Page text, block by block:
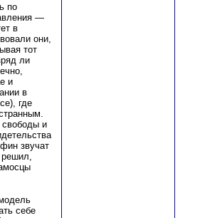
по
—
в
они,
тот
ли
и
в
где
свободы и
звучат
себе